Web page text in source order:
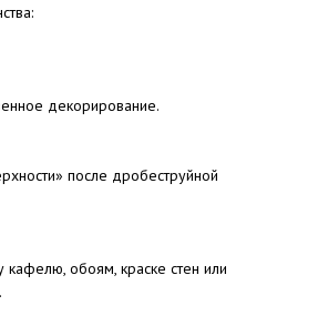
декорирование.
после дробеструйной
обоям, краске стен или